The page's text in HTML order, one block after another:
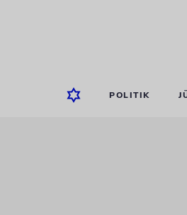
POLITIK